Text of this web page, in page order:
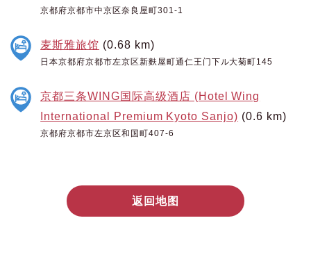
京都府京都市中京区奈良屋町301-1
麦斯雅旅馆 (0.68 km)
日本京都府京都市左京区新麩屋町通仁王门下ル大菊町145
京都三条WING国际高级酒店 (Hotel Wing
International Premium Kyoto Sanjo) (0.6 km)
京都府京都市左京区和国町407-6
返回地图